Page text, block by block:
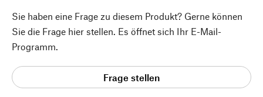
Sie haben eine Frage zu diesem Produkt? Gerne können
Sie die Frage hier stellen. Es öffnet sich Ihr E-Mail-
Programm.
Frage stellen